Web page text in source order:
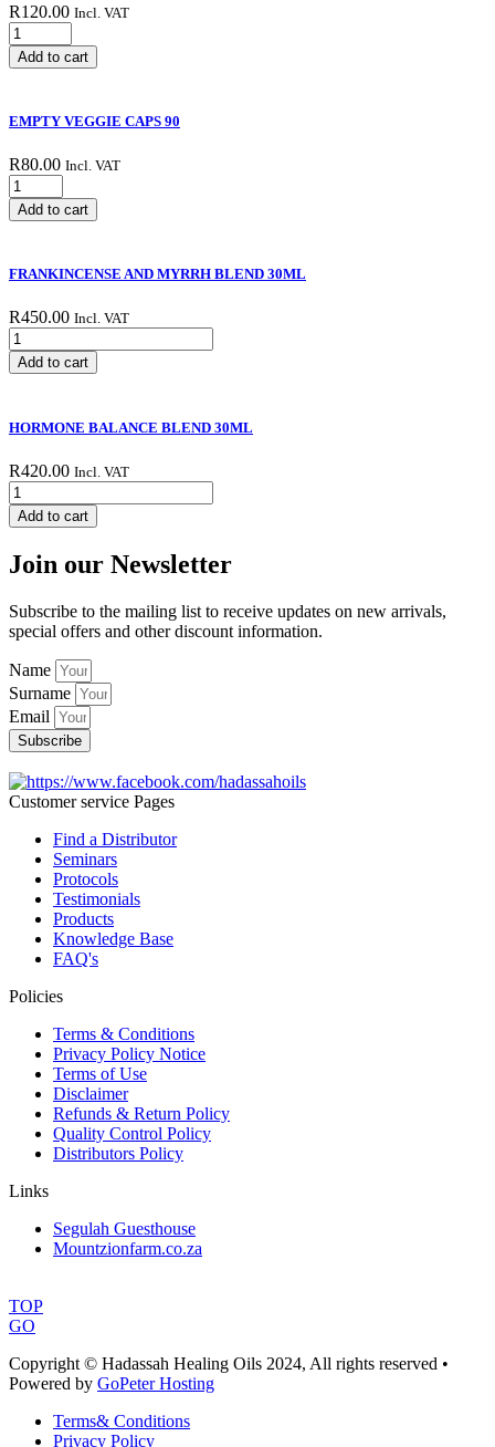
R120.00 Incl. VAT
EMPTY
VEGGIE
CAPS
Add to cart
EMPTY VEGGIE CAPS 90
R80.00 Incl. VAT
EMPTY
VEGGIE
CAPS
Add to cart
FRANKINCENSE AND MYRRH BLEND 30ML
R450.00 Incl. VAT
FRANKINCENSE
AND
MYRRH
quantity
Add to cart
HORMONE BALANCE BLEND 30ML
R420.00 Incl. VAT
HORMONE
BALANCE
BLEND
quantity
Add to cart
Join our Newsletter
Subscribe to the mailing list to receive updates on new arrivals,
special offers and other discount information.
Name
Surname
Email
Subscribe
Customer service Pages
Find a Distributor
Seminars
Protocols
Testimonials
Products
Knowledge Base
FAQ's
Policies
Terms & Conditions
Privacy Policy Notice
Terms of Use
Disclaimer
Refunds & Return Policy
Quality Control Policy
Distributors Policy
Links
Segulah Guesthouse
Mountzionfarm.co.za
TOP
GO
Copyright © Hadassah Healing Oils 2024, All rights reserved •
Powered by GoPeter Hosting
Terms& Conditions
Privacy Policy